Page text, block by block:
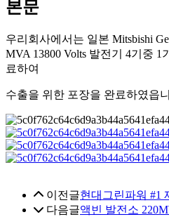
본문
우리회사에서는 일본 Mitsbishi
MVA 13800 Volts 발전기 4기중 1
료하여
수출을 위한 포장을 완료하였읍
이전글현대그린파워 #1
다음글액빈 발전소